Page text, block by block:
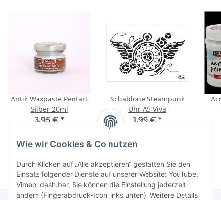
Wie wir Cookies & Co nutzen
Durch Klicken auf „Alle akzeptieren“ gestatten Sie den
Einsatz folgender Dienste auf unserer Website: YouTube,
Vimeo, dash.bar. Sie können die Einstellung jederzeit
ändern (Fingerabdruck-Icon links unten). Weitere Details
Antik Waxpaste Pentart
Silber 20ml
3,95 €*
Schablone Steampunk
Uhr A5 Viva
1,99 €*